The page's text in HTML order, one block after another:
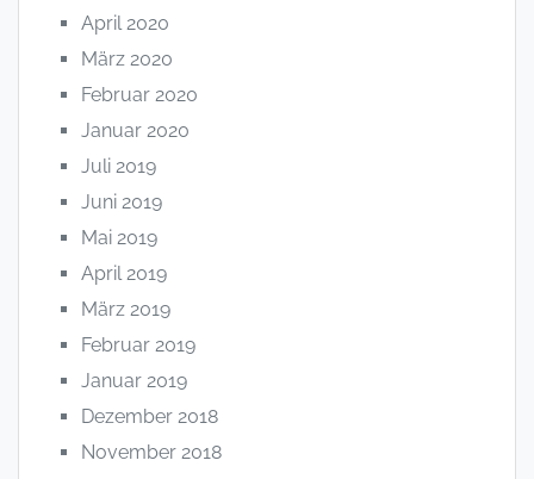
April 2020
März 2020
Februar 2020
Januar 2020
Juli 2019
Juni 2019
Mai 2019
April 2019
März 2019
Februar 2019
Januar 2019
Dezember 2018
November 2018